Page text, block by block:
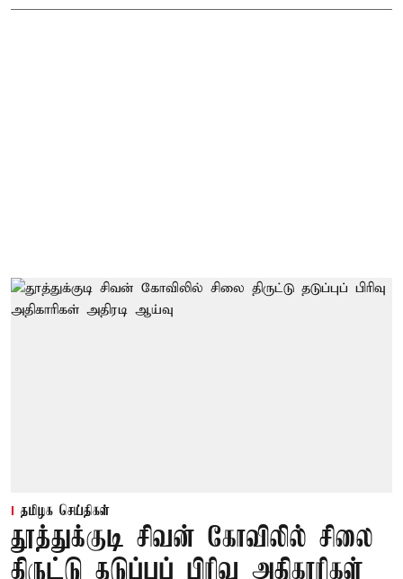
தமிழக செய்திகள்
தூத்துக்குடி சிவன் கோவிலில் சிலை
திருட்டு தடுப்புப் பிரிவு அதிகாரிகள்